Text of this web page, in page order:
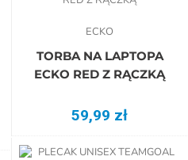
ECKO
TORBA NA LAPTOPA
ECKO RED Z RĄCZKĄ
59,99 zł